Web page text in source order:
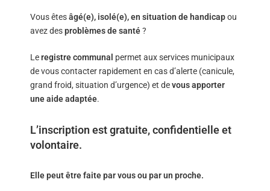
Vous êtesâgé(e), isolé(e), en situation de handicapou
avez desproblèmes de santé?
Leregistre communal permet aux services municipaux
de vous contacter rapidement en cas d’alerte (canicule,
grand froid, situation d’urgence) et devous apporter
une aide adaptée.
L’inscription estgratuite,confidentielleet
volontaire.
Elle peut être faite par vous ou par un proche.